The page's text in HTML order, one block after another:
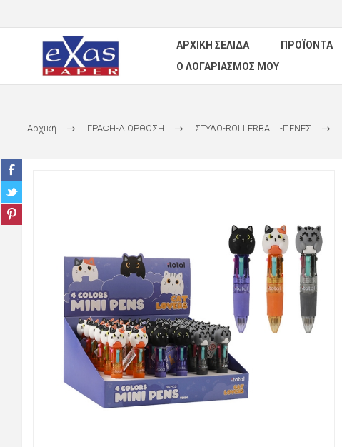
ΑΡΧΙΚΉ ΣΕΛΊΔΑ ΠΡΟΪΌΝΤΑ
Ο ΛΟΓΑΡΙΑΣΜΌΣ ΜΟΥ
Αρχική ΓΡΑΦΗ-ΔΙΟΡΘΩΣΗ ΣΤΥΛΟ-ROLLERBALL-ΠΕΝΕΣ